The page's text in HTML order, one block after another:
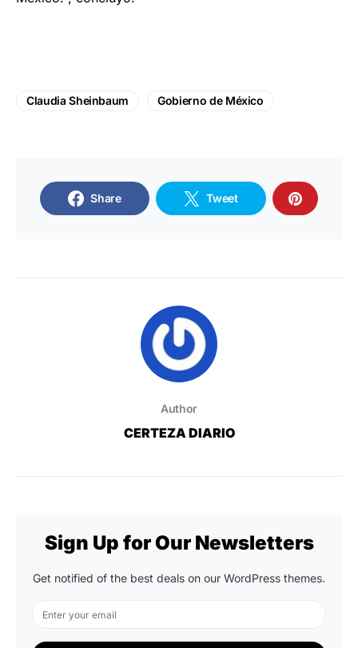
Claudia Sheinbaum Gobierno de México
Share Tweet
Author
CERTEZA DIARIO
Sign Up for Our Newsletters
Get notified of the best deals on our WordPress themes.